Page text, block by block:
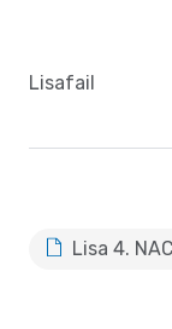
Lisafail
Lisa 4.